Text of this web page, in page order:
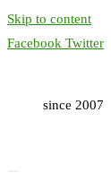
Skip to content
Facebook Twitter
since 2007